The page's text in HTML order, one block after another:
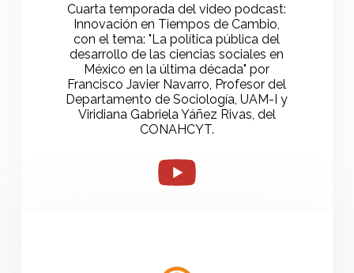
Cuarta temporada del video podcast:
Innovación en Tiempos de Cambio,
con el tema: "La política pública del
desarrollo de las ciencias sociales en
México en la última década" por
Francisco Javier Navarro, Profesor del
Departamento de Sociología, UAM-I y
Viridiana Gabriela Yáñez Rivas, del
CONAHCYT.